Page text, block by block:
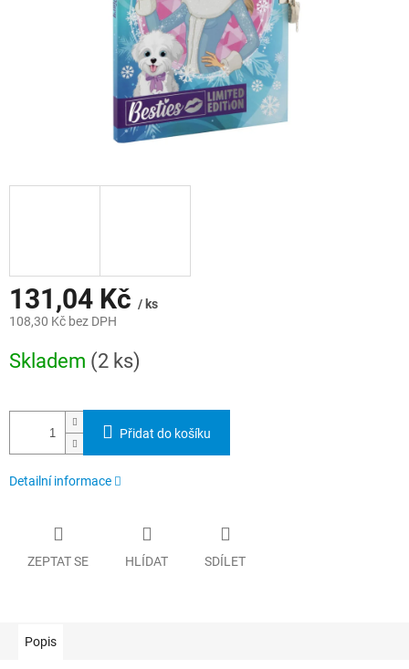
131,04 Kč / ks
108,30 Kč bez DPH
cena:
Skladem (2 ks)
Přidat do košíku
Detailní informace
ZEPTAT SE HLÍDAT SDÍLET
Popis